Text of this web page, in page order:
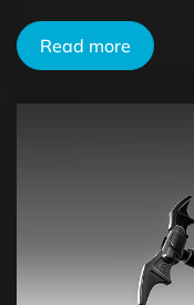
Read more